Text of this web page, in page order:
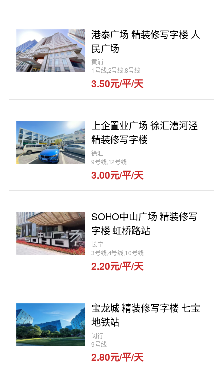
港泰广场 精装修写字楼 人
民广场
黄浦
1号线,2号线,8号线
3.50元/平/天
上企置业广场 徐汇漕河泾
精装修写字楼
徐汇
9号线,12号线
3.00元/平/天
SOHO中山广场 精装修写
字楼 虹桥路站
长宁
3号线,4号线,10号线
2.20元/平/天
宝龙城 精装修写字楼 七宝
地铁站
闵行
9号线
2.80元/平/天